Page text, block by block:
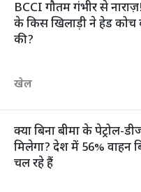
BCCI गौतम गंभीर से
के किस खिलाड़ी ने हेड कोच
की?
खेल
क्या बिना बीमा के पेट्रोल-
मिलेगा? देश में 56% वाहन
चल रहे हैं